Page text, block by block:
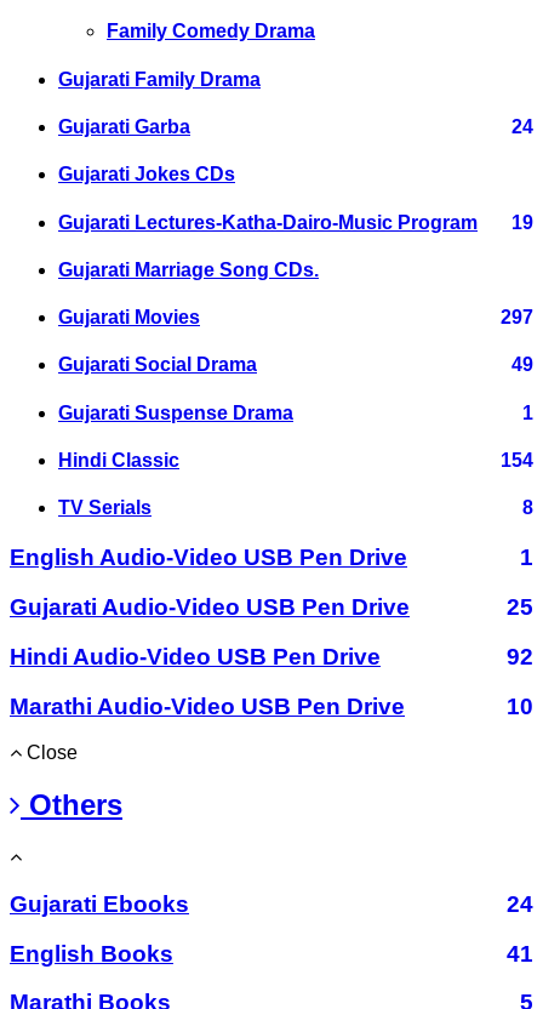
Family Comedy Drama
Gujarati Family Drama
Gujarati Garba 24
Gujarati Jokes CDs
Gujarati Lectures-Katha-Dairo-Music Program 19
Gujarati Marriage Song CDs.
Gujarati Movies 297
Gujarati Social Drama 49
Gujarati Suspense Drama 1
Hindi Classic 154
TV Serials 8
English Audio-Video USB Pen Drive
1
Gujarati Audio-Video USB Pen Drive
25
Hindi Audio-Video USB Pen Drive
92
Marathi Audio-Video USB Pen Drive
10
Close
Others
Gujarati Ebooks
24
English Books
41
Marathi Books
5